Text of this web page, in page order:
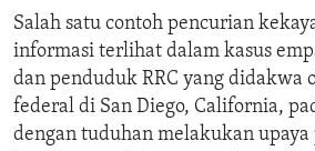
Salah satu contoh pencurian
informasi terlihat dalam kasus
dan penduduk RRC yang didakwa
federal di San Diego, California,
dengan tuduhan melakukan upaya